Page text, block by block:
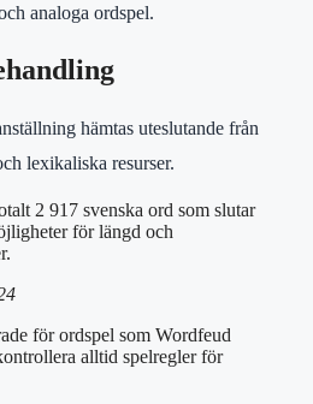
analoga ordspel.
hämtas uteslutande från
lexikaliska resurser.
2 917 svenska ord som slutar
för längd och
för ordspel som Wordfeud
alltid spelregler för